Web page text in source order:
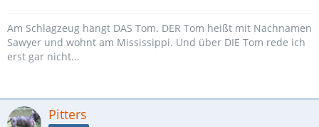
Am Schlagzeug hängt DAS Tom. DER Tom heißt mit Nachnamen
Sawyer und wohnt am Mississippi. Und über DIE Tom rede ich
erst gar nicht...
Pitters